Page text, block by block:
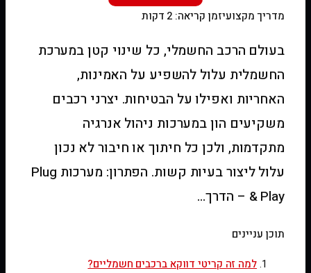
מדריך מקצועיזמן קריאה: 2 דקות
בעולם הרכב החשמלי, כל שינוי קטן במערכת
החשמלית עלול להשפיע על האמינות,
האחריות ואפילו על הבטיחות. יצרני רכבים
משקיעים הון במערכות ניהול אנרגיה
מתקדמות, ולכן כל חיתוך או חיבור לא נכון
עלול ליצור בעיות קשות. הפתרון: מערכות Plug
& Play – הדרך…
תוכן עניינים
למה זה קריטי דווקא ברכבים חשמליים?